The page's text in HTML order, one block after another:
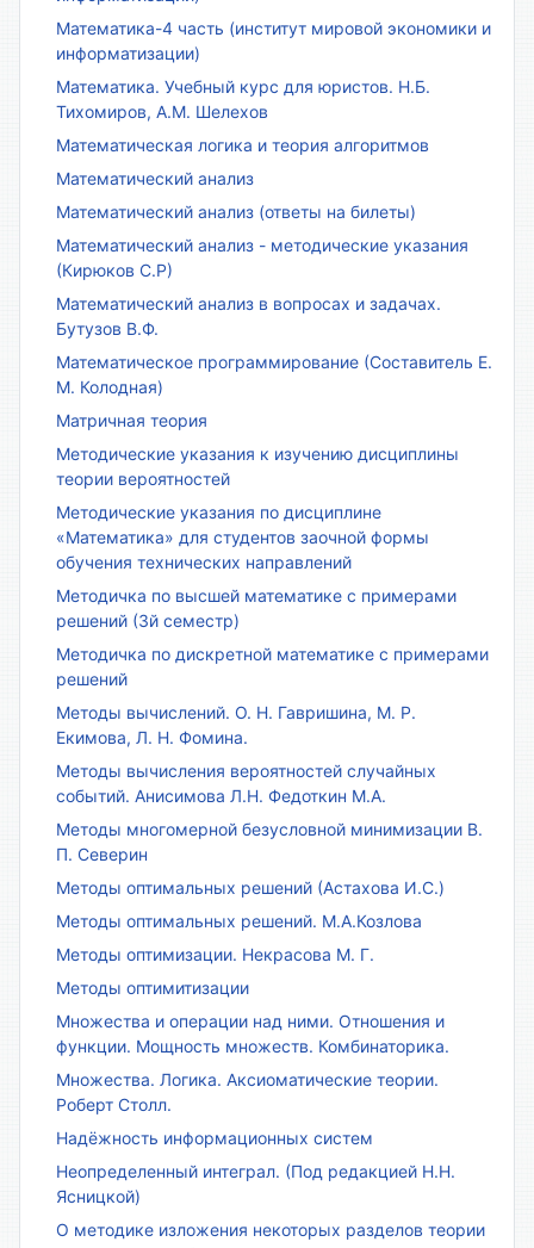
Математика-4 часть (институт мировой экономики и
информатизации)
Математика. Учебный курс для юристов. Н.Б.
Тихомиров, А.М. Шелехов
Математическая логика и теория алгоритмов
Математический анализ
Математический анализ (ответы на билеты)
Математический анализ - методические указания
(Кирюков С.Р)
Математический анализ в вопросах и задачах.
Бутузов В.Ф.
Математическое программирование (Составитель Е.
М. Колодная)
Матричная теория
Методические указания к изучению дисциплины
теории вероятностей
Методические указания по дисциплине
«Математика» для студентов заочной формы
обучения технических направлений
Методичка по высшей математике с примерами
решений (3й семестр)
Методичка по дискретной математике с примерами
решений
Методы вычислений. О. Н. Гавришина, М. Р.
Екимова, Л. Н. Фомина.
Методы вычисления вероятностей случайных
событий. Анисимова Л.Н. Федоткин М.А.
Методы многомерной безусловной минимизации В.
П. Северин
Методы оптимальных решений (Астахова И.С.)
Методы оптимальных решений. М.А.Козлова
Методы оптимизации. Некрасова М. Г.
Методы оптимитизации
Множества и операции над ними. Отношения и
функции. Мощность множеств. Комбинаторика.
Множества. Логика. Аксиоматические теории.
Роберт Столл.
Надёжность информационных систем
Неопределенный интеграл. (Под редакцией Н.Н.
Ясницкой)
О методике изложения некоторых разделов теории